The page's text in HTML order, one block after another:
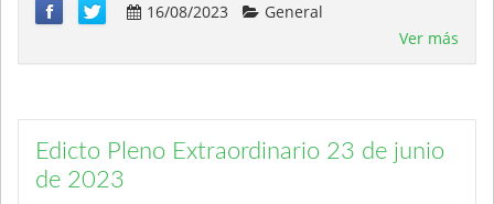
16/08/2023
General
Ver más
Edicto Pleno Extraordinario 23 de junio
de 2023